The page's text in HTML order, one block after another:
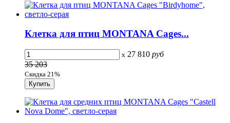
Клетка для птиц MONTANA Cages...
x 27 810 руб
35 203
Скидка 21%